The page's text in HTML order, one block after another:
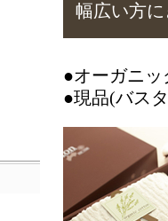
幅広い方
●オーガニ
●現品(バス